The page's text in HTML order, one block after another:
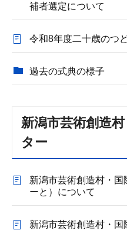
補者選定について
令和8年度二十歳のつ
過去の式典の様子
新潟市芸術創造
ター
新潟市芸術創造村・
ーと）について
新潟市芸術創造村・